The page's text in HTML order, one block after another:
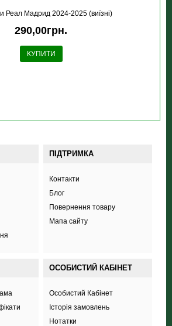
Реал Мадрид 2024-2025 (виїзні)
290,00грн.
КУПИТИ
ПІДТРИМКА
Контакти
Блог
Повернення товару
Мапа сайту
ОСОБИСТИЙ КАБІНЕТ
Особистий Кабінет
Історія замовлень
Нотатки